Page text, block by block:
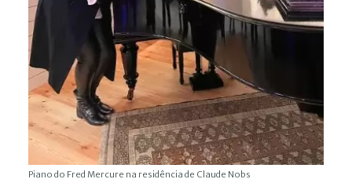
Piano do Fred Mercure na residência de Claude Nobs